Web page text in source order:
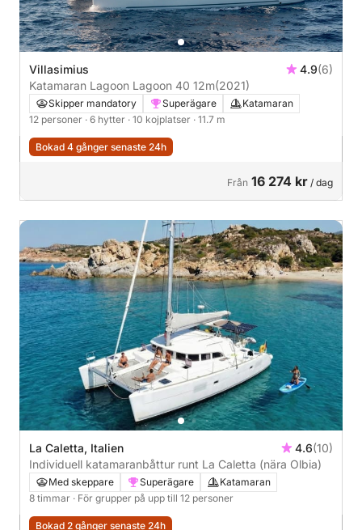
Villasimius 4.9(6)
Katamaran Lagoon Lagoon 40 12m(2021)
Skipper mandatory Superägare
Katamaran
12 personer · 6 hytter · 10 kojplatser · 11.7 m
Bokad 4 gånger senaste 24h
Från 16 274 kr / dag
La Caletta, Italien 4.6(10)
Individuell katamaranbåttur runt La Caletta (nära Olbia)
Med skeppare Superägare
Katamaran
8 timmar · För grupper på upp till 12 personer
Bokad 2 gånger senaste 24h